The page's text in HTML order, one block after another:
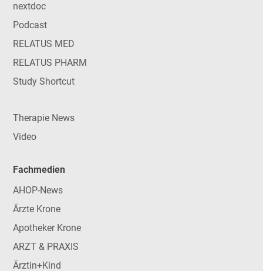
nextdoc
Podcast
RELATUS MED
RELATUS PHARM
Study Shortcut
Therapie News
Video
Fachmedien
AHOP-News
Ärzte Krone
Apotheker Krone
ARZT & PRAXIS
Ärztin+Kind